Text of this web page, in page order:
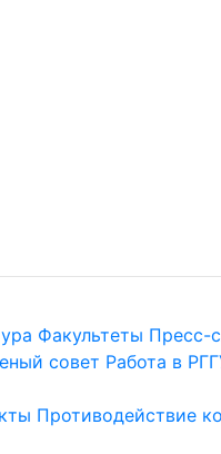
Факультеты Пресс-
совет Работа в
Противодействие